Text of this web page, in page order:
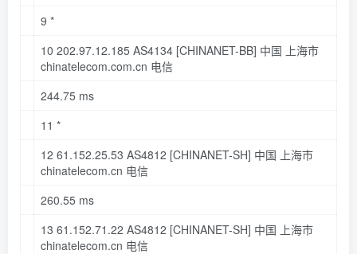
9 *
10 202.97.12.185 AS4134 [CHINANET-BB] 中国 上海市
chinatelecom.com.cn 电信
244.75 ms
11 *
12 61.152.25.53 AS4812 [CHINANET-SH] 中国 上海市
chinatelecom.cn 电信
260.55 ms
13 61.152.71.22 AS4812 [CHINANET-SH] 中国 上海市
chinatelecom.cn 电信